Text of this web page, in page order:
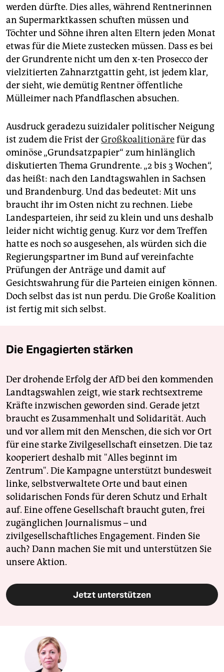
werden dürfte. Dies alles, während Rentnerinnen
an Supermarktkassen schuften müssen und
Töchter und Söhne ihren alten Eltern jeden Monat
etwas für die Miete zustecken müssen. Dass es bei
der Grundrente nicht um den x-ten Prosecco der
vielzitierten Zahnarztgattin geht, ist jedem klar,
der sieht, wie demütig Rentner öffentliche
Mülleimer nach Pfandflaschen absuchen.
Ausdruck geradezu suizidaler politischer Neigung
ist zudem die Frist derGroßkoalitionärefür das
ominöse „Grundsatzpapier“ zum hinlänglich
diskutierten Thema Grundrente. „2 bis 3 Wochen“,
das heißt: nach den Landtagswahlen in Sachsen
und Brandenburg. Und das bedeutet: Mit uns
braucht ihr im Osten nicht zu rechnen. Liebe
Landesparteien, ihr seid zu klein und uns deshalb
leider nicht wichtig genug. Kurz vor dem Treffen
hatte es noch so ausgesehen, als würden sich die
Regierungspartner im Bund auf vereinfachte
Prüfungen der Anträge und damit auf
Gesichtswahrung für die Parteien einigen können.
Doch selbst das ist nun perdu. Die Große Koalition
ist fertig mit sich selbst.
Die Engagierten stärken
Der drohende Erfolg der AfD bei den kommenden
Landtagswahlen zeigt, wie stark rechtsextreme
Kräfte inzwischen geworden sind. Gerade jetzt
braucht es Zusammenhalt und Solidarität. Auch
und vor allem mit den Menschen, die sich vor Ort
für eine starke Zivilgesellschaft einsetzen. Die taz
kooperiert deshalb mit "Alles beginnt im
Zentrum". Die Kampagne unterstützt bundesweit
linke, selbstverwaltete Orte und baut einen
solidarischen Fonds für deren Schutz und Erhalt
auf. Eine offene Gesellschaft braucht guten, frei
zugänglichen Journalismus – und
zivilgesellschaftliches Engagement. Finden Sie
auch? Dann machen Sie mit und unterstützen Sie
unsere Aktion.
Jetzt unterstützen